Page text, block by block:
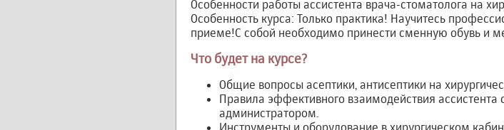
Особенности работы ассистента врача-стоматолога на
Особенность курса: Только практика! Научитесь
приеме!С собой необходимо принести сменную обувь и
Что будет на курсе?
Общие вопросы асептики, антисептики на
Правила эффективного взаимодействия
администратором.
Инструменты и оборудование в хирургическом